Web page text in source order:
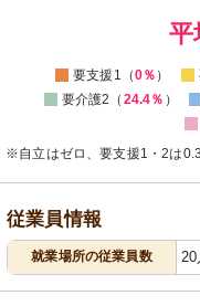
平
要支援1（0％ ）
要介護2（ 24.4％ ）
※自立はゼロ、要支援1・2は
従業員情報
就業場所の従業員数 20